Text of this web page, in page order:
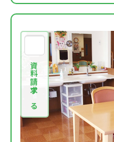
資料請求する